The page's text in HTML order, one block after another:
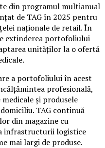
din programul multianual
de TAG în 2025 pentru
naționale de retail. În
extinderea portofoliului
unităților la o ofertă
a portofoliului în acest
profesională,
și produsele
TAG continuă
din magazine cu
infrastructurii logistice
mai largi de produse.